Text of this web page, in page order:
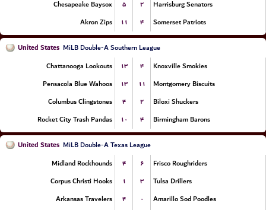
Chesapeake Baysox
۵ ۲
Harrisburg Senators
Akron Zips
۱۱ ۴ Somerset Patriots
United States MiLB Double-A Southern League
Chattanooga Lookouts
۱۳ ۴
Knoxville Smokies
Pensacola Blue Wahoos
۱۳ ۱۱
Montgomery Biscuits
Columbus Clingstones
۴ ۲
Biloxi Shuckers
Rocket City Trash Pandas
۱۰ ۴ Birmingham Barons
United States MiLB Double-A Texas League
Midland Rockhounds
۴ ۶
Frisco Roughriders
Corpus Christi Hooks
۱ ۳
Tulsa Drillers
Arkansas Travelers
۴ ۰
Amarillo Sod Poodles